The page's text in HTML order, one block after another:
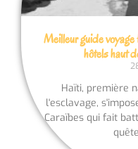
Meilleur guide
hôtels haut
Haïti, première
l'esclavage,
Caraïbes qui fait